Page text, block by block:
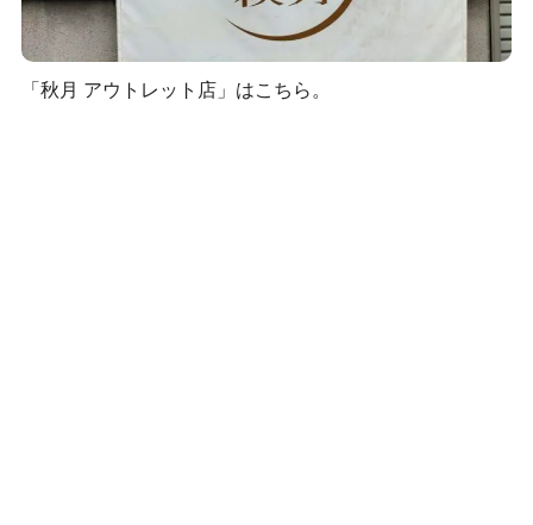
「秋月 アウトレット店」はこちら。